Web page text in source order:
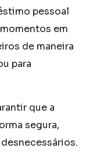
pessoal
em
de maneira
para
que a
segura,